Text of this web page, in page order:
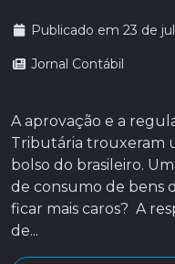
Publicado em 23 de
Jornal Contábil
A aprovação e a
Tributária trouxeram
bolso do brasileiro.
de consumo de bens
ficar mais caros? A
de...